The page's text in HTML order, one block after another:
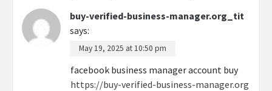
buy-verified-business-manager.org_tit
says:
May 19, 2025 at 10:50 pm
facebook business manager account buy
https://buy-verified-business-manager.org